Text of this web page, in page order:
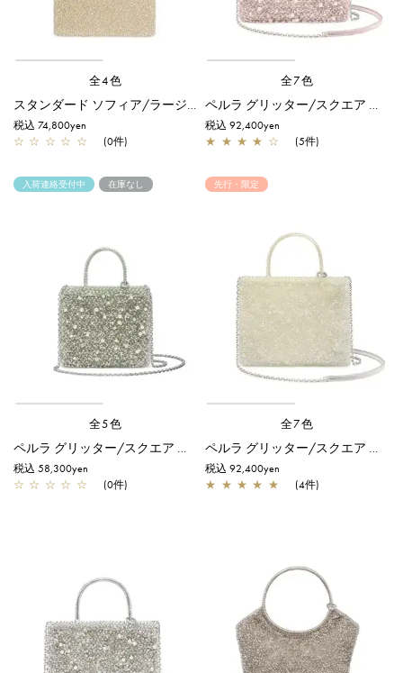
全4色
スタンダード ソフィア/ラージ/シルバーゴールド
税込 74,800yen
☆ ☆ ☆ ☆ ☆ (0件)
全7色
ペルラ グリッター/スクエア ミディアム/パウダリーピンクシルバー
税込 92,400yen
★ ★ ★ ★ ☆ (5件)
入荷連絡受付中 在庫なし
全5色
ペルラ グリッター/スクエア スモール/グリーングレーシルバー
税込 58,300yen
☆ ☆ ☆ ☆ ☆ (0件)
先行・限定
全7色
ペルラ グリッター/スクエア ミディアム/オーロラトラスパレンテ【オンラインストア先行販売カラー】
税込 92,400yen
★ ★ ★ ★ ★ (4件)